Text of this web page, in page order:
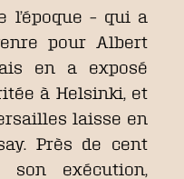
l’époque – qui a
pour Albert
en a exposé
à Helsinki, et
laisse en
Près de cent
exécution,